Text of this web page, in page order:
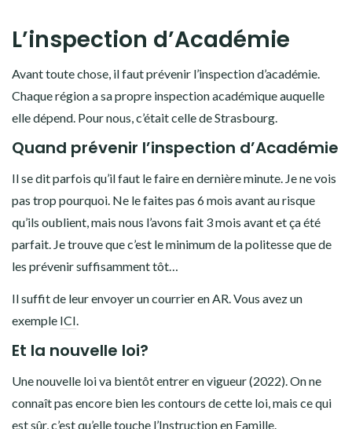
L’inspection d’Académie
Avant toute chose, il faut prévenir l’inspection d’académie.
Chaque région a sa propre inspection académique auquelle
elle dépend. Pour nous, c’était celle de Strasbourg.
Quand prévenir l’inspection d’Académie
Il se dit parfois qu’il faut le faire en dernière minute. Je ne vois
pas trop pourquoi. Ne le faites pas 6 mois avant au risque
qu’ils oublient, mais nous l’avons fait 3 mois avant et ça été
parfait. Je trouve que c’est le minimum de la politesse que de
les prévenir suffisamment tôt…
Il suffit de leur envoyer un courrier en AR. Vous avez un
exemple ICI
Et la nouvelle loi?
Une nouvelle loi va bientôt entrer en vigueur (2022). On ne
connaît pas encore bien les contours de cette loi, mais ce qui
est sûr, c’est qu’elle touche l’Instruction en Famille.